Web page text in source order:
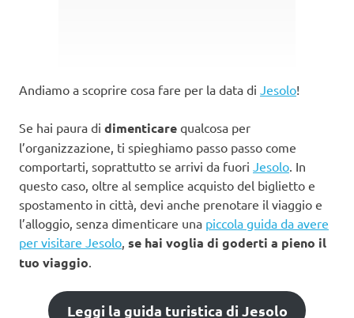
Andiamo a scoprire cosa fare per la data di Jesolo!
Se hai paura di dimenticare qualcosa per
l’organizzazione, ti spieghiamo passo passo come
comportarti, soprattutto se arrivi da fuori Jesolo . In
questo caso, oltre al semplice acquisto del biglietto e
spostamento in città, devi anche prenotare il viaggio e
l’alloggio, senza dimenticare una piccola guida da avere
per visitare Jesolo se hai voglia di goderti a pieno il
tuo viaggio
Leggi la guida turistica di Jesolo